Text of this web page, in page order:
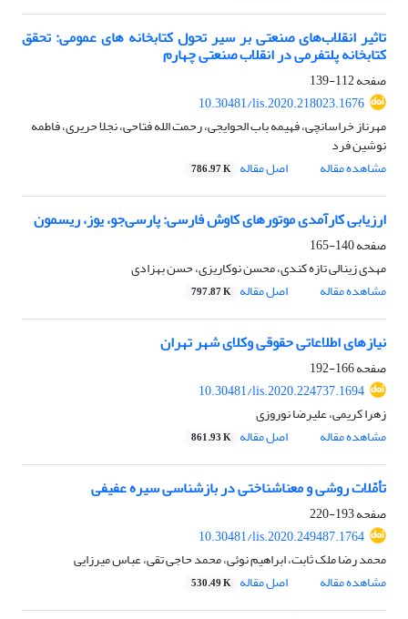
تاثیر انقلاب‌های صنعتی بر سیر تحول کتابخانه های عمومی: تحقق
کتابخانه پلتفرمی در انقلاب صنعتی چهارم
صفحه112-139
10.30481/lis.2020.218023.1676
مهرناز خراسانچی، فهیمه باب الحوایجی، رحمت الله فتاحی، نجلا حریری، فاطمه
نوشین فرد
مشاهده مقاله
اصل مقاله 786.97 K
ارزیابی کارآمدی موتورهای کاوش فارسی: پارسی‌جو، یوز، ریسمون
صفحه140-165
مهدی زینالی تازه کندی، محسن نوکاریزی، حسن بهزادی
مشاهده مقاله
اصل مقاله 797.87 K
نیازهای اطلاعاتی حقوقی وکلای شهر تهران
صفحه166-192
10.30481/lis.2020.224737.1694
زهرا کریمی، علیرضا نوروزی
مشاهده مقاله
اصل مقاله 861.93 K
تأمّلات روشی و معناشناختی در بازشناسی سیره عفیفی
صفحه193-220
10.30481/lis.2020.249487.1764
محمد رضا ملک ثابت، ابراهیم نوئی، محمد حاجی تقی، عباس میرزایی
مشاهده مقاله
اصل مقاله 530.49 K